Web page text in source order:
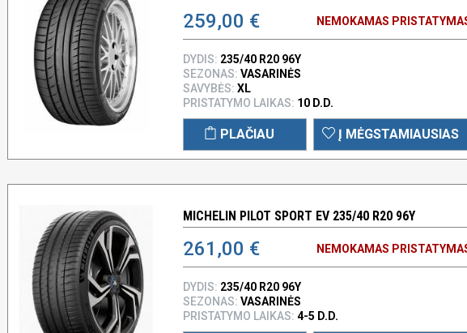
259,00 € NEMOKAMAS
DYDIS: 235/40 R20 96Y
SEZONAS: VASARINĖS
SAVYBĖS: XL
PRISTATYMO LAIKAS: 10 D.D.
PLAČIAU Į MĖGSTAMIAUSIAS
MICHELIN PILOT SPORT EV 235/40 R20 96Y
261,00 € NEMOKAMAS
DYDIS: 235/40 R20 96Y
SEZONAS: VASARINĖS
PRISTATYMO LAIKAS: 4-5 D.D.